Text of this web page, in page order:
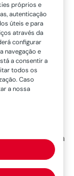
e união.
No passado
incluindo o
umcordão
da Luta Contra
mas
Mostrámos
equipa,
e que acredita
próprios e
autenticação
úteis e para
através da
configurar
navegação e
a consentir a
todos os
Caso
a nossa